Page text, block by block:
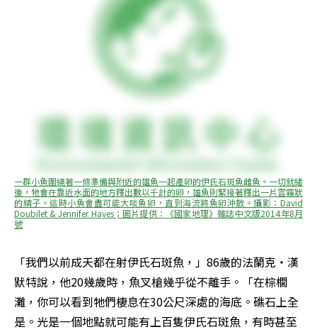
一群小魚圍繞著一條準備與附近的雄魚一起產卵的伊氏石斑魚雌魚。一切就緒
後，牠會在靠近水面的地方釋出數以千計的卵，雄魚則緊接著釋出一片雲霧狀
的精子。這時小魚會盡可能大啖魚卵，直到海流將魚卵沖散。攝影：David
Doubilet & Jennifer Hayes；圖片提供：《國家地理》雜誌中文版2014年8月
號
「我們以前成天都在射伊氏石斑魚，」86歲的法蘭克・漢
默特說，他20幾歲時，魚叉槍幾乎從不離手。「在棕櫚
灘，你可以看到牠們棲息在30公尺深處的海底。礁石上全
是。光是一個地點就可能有上百隻伊氏石斑魚，有時甚至